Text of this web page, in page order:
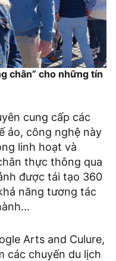
chân” cho những tín
cung cấp các
ảo, công nghệ này
linh hoạt và
thực thông qua
được tái tạo 360
năng tương tác
Arts and Culure,
các chuyến du lịch